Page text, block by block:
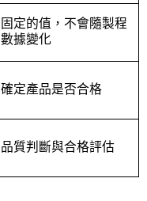
固定的值，不會隨製程
數據變化
確定產品是否合格
品質判斷與合格評估